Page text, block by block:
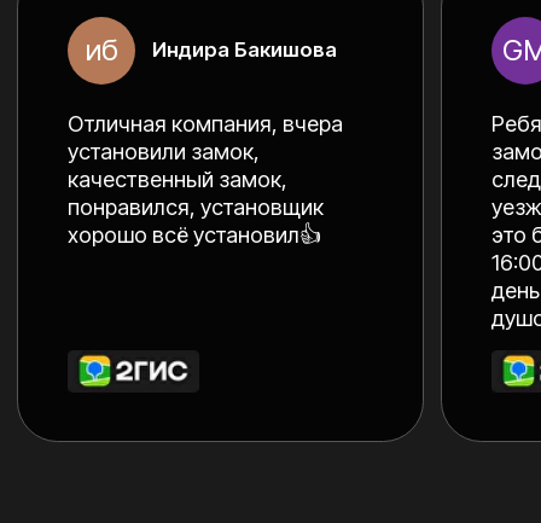
или свяжитесь с нами через соц.сети
+7
Отправить заявку на
консультацию
Whatsapp